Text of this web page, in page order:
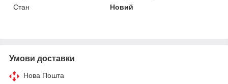
Стан
Новий
Умови доставки
Нова Пошта